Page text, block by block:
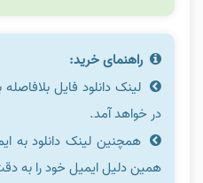
راهنمای خرید:
لینک دانلود فایل
در خواهد آمد.
همچنین لینک دانلود به
همین دلیل ایمیل خود را به